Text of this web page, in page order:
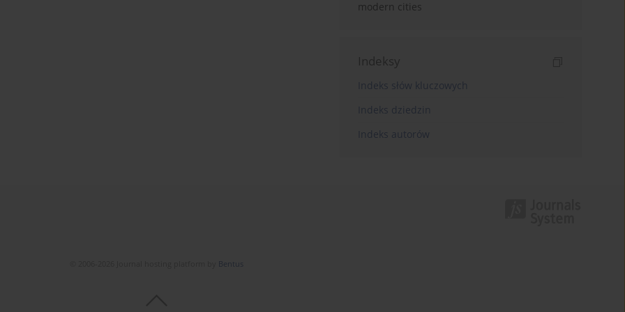
modern cities
Indeksy
Indeks słów kluczowych
Indeks dziedzin
Indeks autorów
Bentus